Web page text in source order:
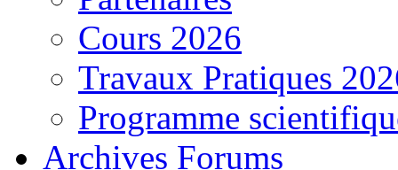
Cours 2026
Travaux Pratiques
Programme
Archives Forums